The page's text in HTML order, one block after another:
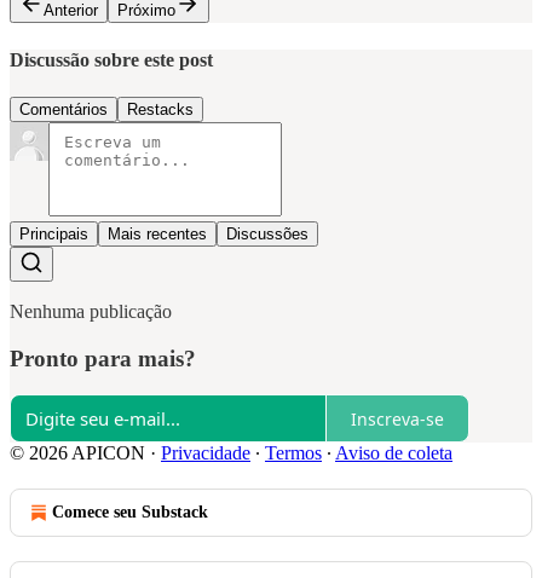
Anterior
Próximo
Discussão sobre este post
Comentários Restacks
Principais Mais recentes Discussões
Nenhuma publicação
Pronto para mais?
Inscreva-se
© 2026 APICON · Privacidade ∙ Termos ∙ Aviso de coleta
Comece seu Substack